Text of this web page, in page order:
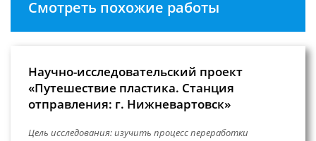
Смотреть похожие работы
Научно-исследовательский проект
«Путешествие пластика. Станция
отправления: г. Нижневартовск»
Цель исследования: изучить процесс переработки